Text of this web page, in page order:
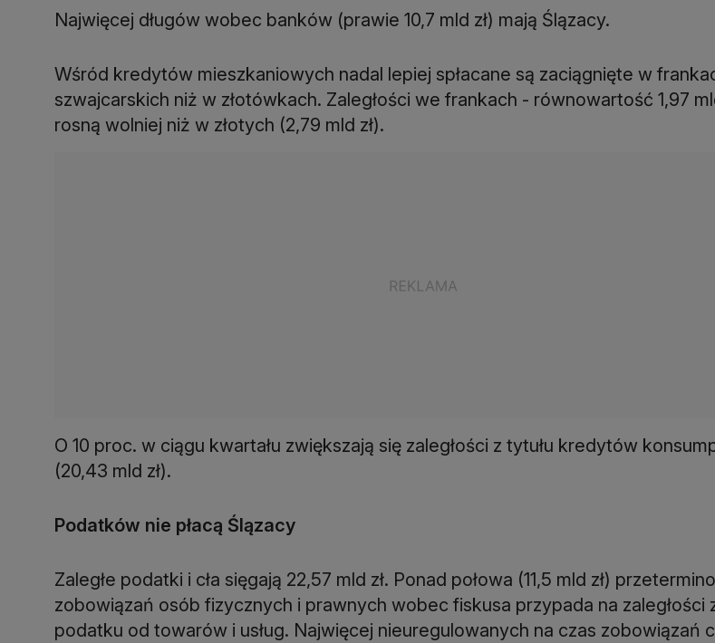
Najwięcej długów wobec banków (prawie 10,7 mld zł) mają Ślązacy.
Wśród kredytów mieszkaniowych nadal lepiej spłacane są zaciągnięte w
szwajcarskich niż w złotówkach. Zaległości we frankach - równowartość 1,97
rosną wolniej niż w złotych (2,79 mld zł).
O 10 proc. w ciągu kwartału zwiększają się zaległości z tytułu kredytów
(20,43 mld zł).
Podatków nie płacą Ślązacy
Zaległe podatki i cła sięgają 22,57 mld zł. Ponad połowa (11,5 mld zł)
zobowiązań osób fizycznych i prawnych wobec fiskusa przypada na zaległości
podatku od towarów i usług. Najwięcej nieuregulowanych na czas zobowiązań